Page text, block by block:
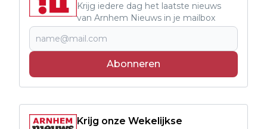
Krijg iedere dag het laatste nieuws
van Arnhem Nieuws in je mailbox
Abonneren
Krijg onze Wekelijkse